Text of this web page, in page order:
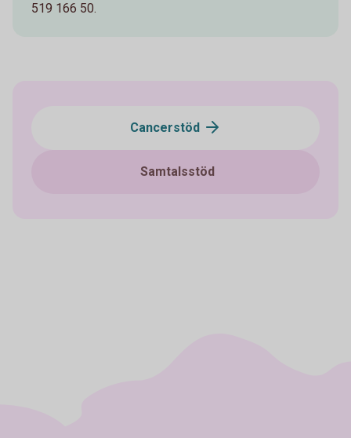
519 166 50.
Cancerstöd
Samtalsstöd